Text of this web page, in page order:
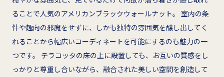
ることで人気のアメリカンブラックウォールナット。 室内の条
件や趣向の邪魔をせずに、しかも独特の雰囲気を醸し出してく
れることから幅広いコーディネートを可能にするのも魅力の一
つです。 テラコッタの床の上に設置しても、お互いの質感をし
っかりと尊重し合いながら、融合された美しい空間を創造して